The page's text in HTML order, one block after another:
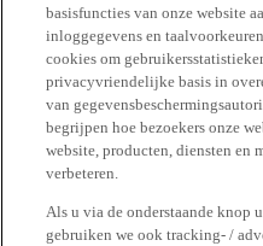
basisfuncties van onze website
inloggegevens en
cookies om
privacyvriendelijke basis in
van
begrijpen hoe bezoekers onze
website, producten, diensten en
verbeteren.
Als u via de onderstaande knop
gebruiken we ook tracking- /